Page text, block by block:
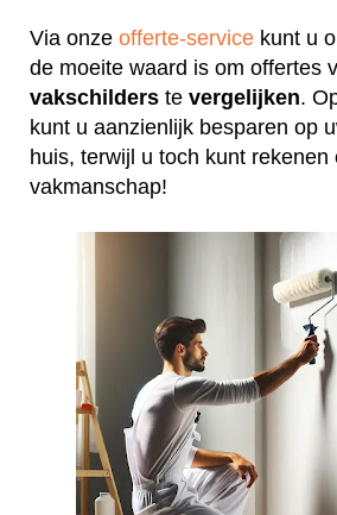
Via onze offerte-service kunt u
de moeite waard is om offertes
vakschilders te vergelijken.
kunt u aanzienlijk besparen op
huis, terwijl u toch kunt rekenen
vakmanschap!